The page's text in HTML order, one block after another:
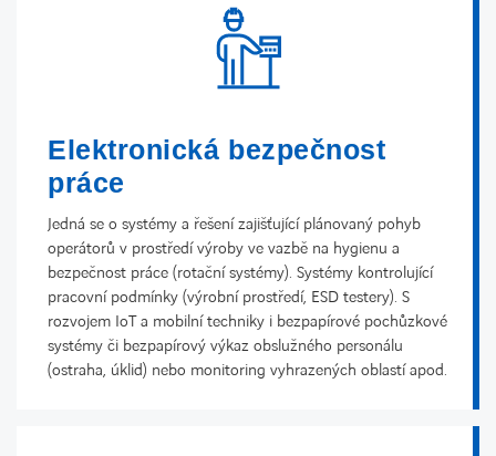
Elektronická bezpečnost
práce
Jedná se o systémy a řešení zajišťující plánovaný pohyb
operátorů v prostředí výroby ve vazbě na hygienu a
bezpečnost práce (rotační systémy). Systémy kontrolující
pracovní podmínky (výrobní prostředí, ESD testery). S
rozvojem IoT a mobilní techniky i bezpapírové pochůzkové
systémy či bezpapírový výkaz obslužného personálu
(ostraha, úklid) nebo monitoring vyhrazených oblastí apod.